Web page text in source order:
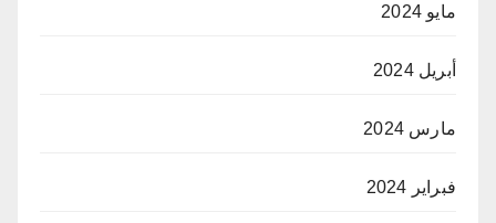
مايو 2024
أبريل 2024
مارس 2024
فبراير 2024